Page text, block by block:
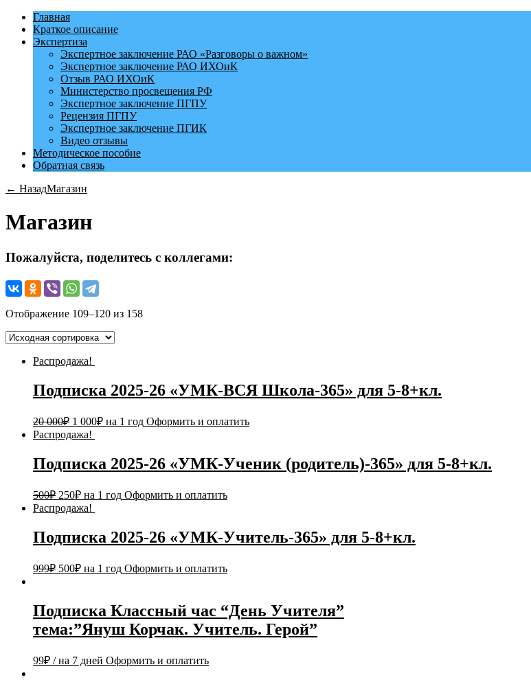
Главная
Краткое описание
Экспертиза
Экспертное заключение РАО «Разговоры о важном»
Экспертное заключение РАО ИХОиК
Отзыв РАО ИХОиК
Министерство просвещения РФ
Экспертное заключение ПГПУ
Рецензия ПГПУ
Экспертное заключение ПГИК
Видео отзывы
Методическое пособие
Обратная связь
← НазадМагазин
Магазин
Пожалуйста, поделитесь с коллегами:
Отображение 109–120 из 158
Распродажа!
Подписка 2025-26 «УМК-ВСЯ Школа-365» для 5-8+кл.
20 000₽ 1 000₽ на 1 год Оформить и оплатить
Распродажа!
Подписка 2025-26 «УМК-Ученик (родитель)-365» для 5-8+кл.
500₽ 250₽ на 1 год Оформить и оплатить
Распродажа!
Подписка 2025-26 «УМК-Учитель-365» для 5-8+кл.
999₽ 500₽ на 1 год Оформить и оплатить
Подписка Классный час “День Учителя”
тема:”Януш Корчак. Учитель. Герой”
99₽ / на 7 дней Оформить и оплатить